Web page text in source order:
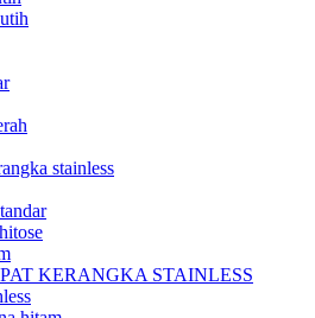
stainless
KERANGKA STAINLESS